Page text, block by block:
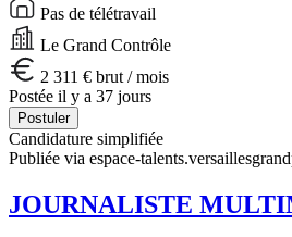
Pas de télétravail
Le Grand Contrôle
2 311 € brut / mois
Postée il y a 37 jours
Postuler
Candidature simplifiée
Publiée via espace-
JOURNALISTE